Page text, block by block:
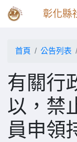
彰化縣
首頁 公告列表
有關行
以，禁
員申領